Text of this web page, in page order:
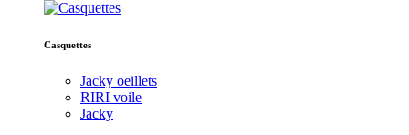
Casquettes
Jacky oeillets
RIRI voile
Jacky